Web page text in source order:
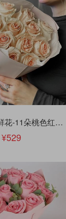
哈萨克斯坦鲜花-11朵桃色红玫瑰
529